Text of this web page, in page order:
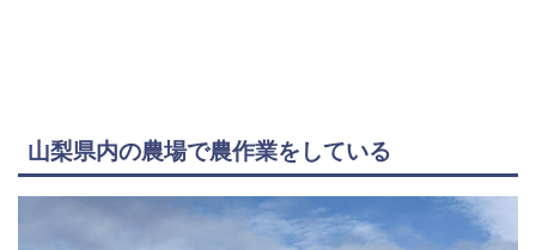
山梨県内の農場で農作業をしている